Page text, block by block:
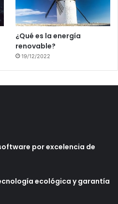
¿Qué es la energía
renovable?
19/12/2022
por excelencia de
ecológica y garantía